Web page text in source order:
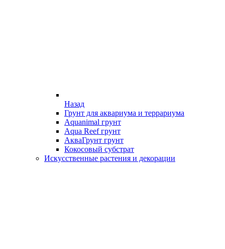
Назад
Грунт для аквариума и террариума
Aquanimal грунт
Aqua Reef грунт
АкваГрунт грунт
Кокосовый субстрат
Искусственные растения и декорации